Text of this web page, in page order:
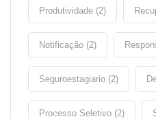
Produtividade (2)
Notificação (2)
Seguroestagiario (2)
Processo Seletivo (2)